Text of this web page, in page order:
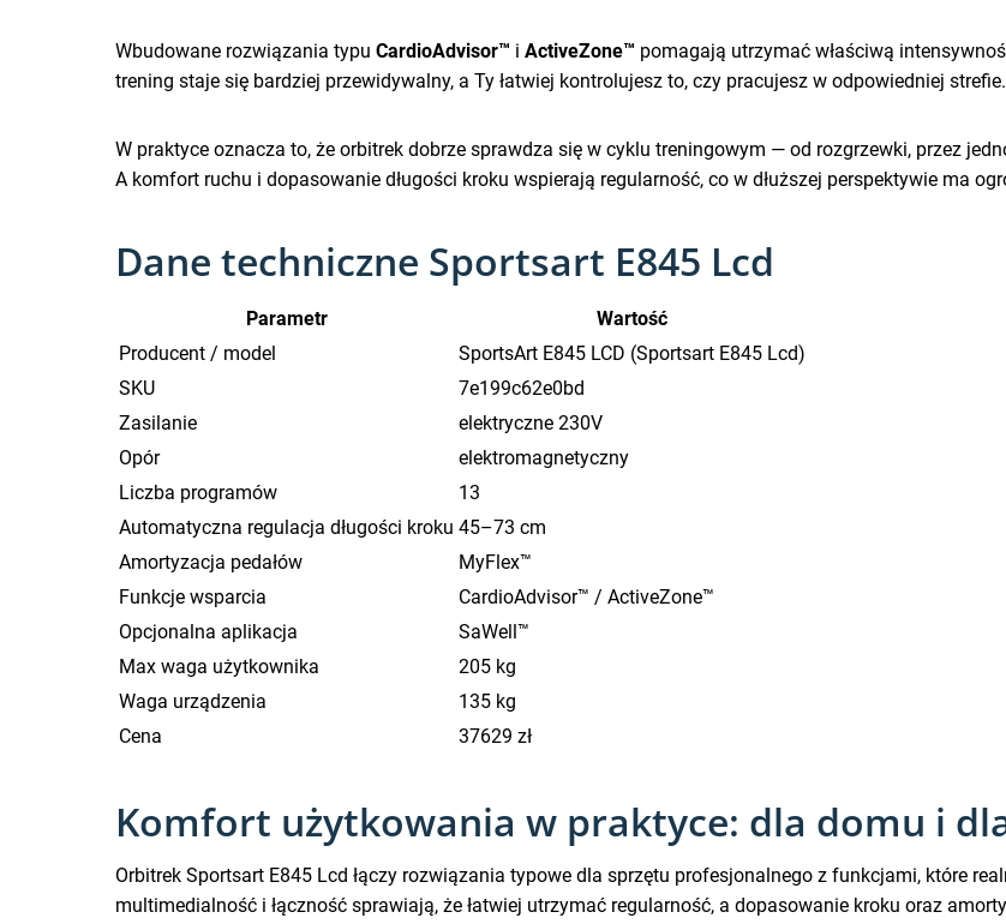
Wbudowane rozwiązania typu CardioAdvisor™ i ActiveZone™ pomagają utrzymać właściwą
trening staje się bardziej przewidywalny, a Ty łatwiej kontrolujesz to, czy pracujesz w odpowiedniej strefie.
W praktyce oznacza to, że orbitrek dobrze sprawdza się w cyklu treningowym — od rozgrzewki, przez
A komfort ruchu i dopasowanie długości kroku wspierają regularność, co w dłuższej perspektywie ma
Dane techniczne Sportsart E845 Lcd
Parametr
Wartość
Producent / model
SportsArt E845 LCD (Sportsart E845 Lcd)
SKU
7e199c62e0bd
Zasilanie
elektryczne 230V
Opór
elektromagnetyczny
Liczba programów
13
Automatyczna regulacja długości kroku 45–73 cm
Amortyzacja pedałów
MyFlex™
Funkcje wsparcia
CardioAdvisor™ / ActiveZone™
Opcjonalna aplikacja
SaWell™
Max waga użytkownika
205 kg
Waga urządzenia
135 kg
Cena
37629 zł
Komfort użytkowania w praktyce: dla domu i
Orbitrek Sportsart E845 Lcd łączy rozwiązania typowe dla sprzętu profesjonalnego z funkcjami, które
multimedialność i łączność sprawiają, że łatwiej utrzymać regularność, a dopasowanie kroku oraz